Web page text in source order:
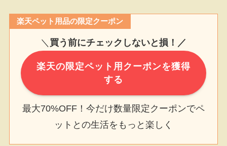
楽天ペット用品の限定クーポン
＼ 買う前にチェックしないと損！／
楽天の限定ペット用クーポンを獲得
する
最大70%OFF！今だけ数量限定クーポンでペ
ットとの生活をもっと楽しく